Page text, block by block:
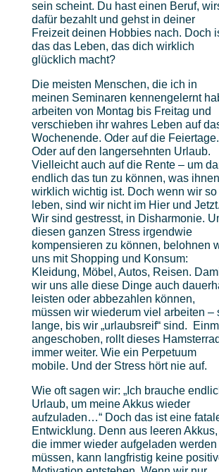
sein scheint. Du hast einen Beruf,
dafür bezahlt und gehst in deiner
Freizeit deinen Hobbies nach. Doch
das das Leben, das dich wirklich
glücklich macht?
Die meisten Menschen, die ich in
meinen Seminaren kennengelernt
arbeiten von Montag bis Freitag und
verschieben ihr wahres Leben auf
Wochenende. Oder auf die Feiertage.
Oder auf den langersehnten Urlaub.
Vielleicht auch auf die Rente – um
endlich das tun zu können, was ihnen
wirklich wichtig ist. Doch wenn wir so
leben, sind wir nicht im Hier und Jetzt.
Wir sind gestresst, in Disharmonie.
diesen ganzen Stress irgendwie
kompensieren zu können, belohnen
uns mit Shopping und Konsum:
Kleidung, Möbel, Autos, Reisen.
wir uns alle diese Dinge auch
leisten oder abbezahlen können,
müssen wir wiederum viel arbeiten –
lange, bis wir „urlaubsreif“ sind.
angeschoben, rollt dieses Hamsterrad
immer weiter. Wie ein Perpetuum
mobile. Und der Stress hört nie auf.
Wie oft sagen wir: „Ich brauche
Urlaub, um meine Akkus wieder
aufzuladen…“ Doch das ist eine
Entwicklung. Denn aus leeren Akkus,
die immer wieder aufgeladen werden
müssen, kann langfristig keine